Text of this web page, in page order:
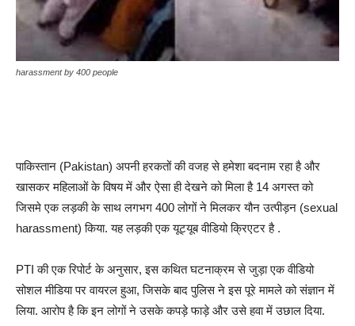
harassment by 400 people
पाकिस्तान (Pakistan) अपनी हरकतों की वजह से हमेशा बदनाम रहा है और
खासकर महिलाओं के विषय में और ऐसा ही देखने को मिला है 14 अगस्त को
जिसमे एक लड़की के साथ लगभग 400 लोगों ने मिलकर यौन उत्पीड़न (sexual
harassment) किया. यह लड़की एक यूट्यूब वीडियो क्रिएटर है .
PTI की एक रिपोर्ट के अनुसार, इस कथित घटनाक्रम से जुड़ा एक वीडियो
सोशल मीडिया पर वायरल हुआ, जिसके बाद पुलिस ने इस पूरे मामले को संज्ञान में
लिया. आरोप है कि इन लोगों ने उसके कपड़े फाड़े और उसे हवा में उछाल दिया.